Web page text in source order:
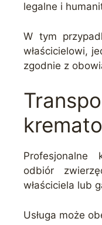
legalne i
W tym
właścicielowi,
zgodnie z
Profesjonalne
odbiór
właściciela lub
Usługa może